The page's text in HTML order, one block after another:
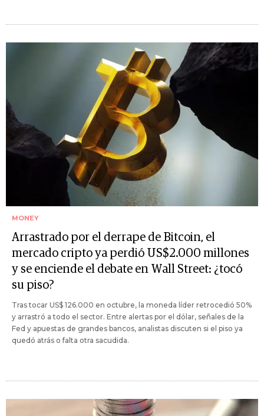
MONEY
Arrastrado por el derrape de Bitcoin, el
mercado cripto ya perdió US$2.000 millones
y se enciende el debate en Wall Street: ¿tocó
su piso?
Tras tocar US$ 126.000 en octubre, la moneda líder retrocedió 50%
y arrastró a todo el sector. Entre alertas por el dólar, señales de la
Fed y apuestas de grandes bancos, analistas discuten si el piso ya
quedó atrás o falta otra sacudida.